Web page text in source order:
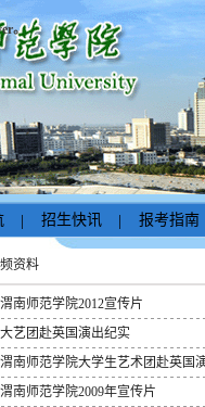
。
| 招生快讯 | 报考指南
资料
渭南师范学院2012宣传片
大艺团赴英国演出纪实
渭南师范学院大学生艺术团赴英国
渭南师范学院2009年宣传片